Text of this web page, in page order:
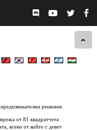
решения.
от 81 квадратчета
всеки от който с девет